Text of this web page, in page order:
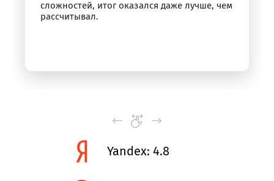
сложностей, итог оказался даже лучше, чем
рассчитывал.
Yandex: 4.8